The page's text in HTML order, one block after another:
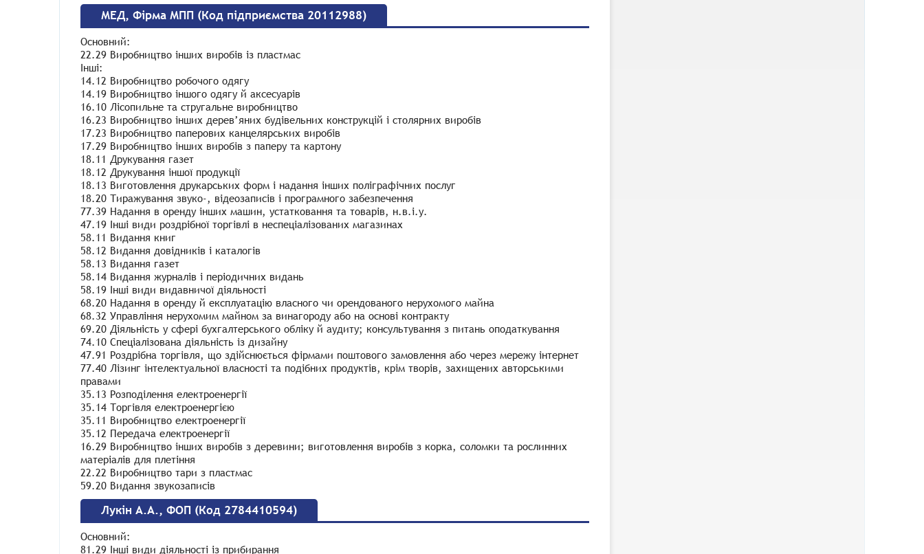
МЕД, Фірма МПП (Код підприємства 20112988)
Основний:
22.29 Виробництво інших виробів із пластмас
Інші:
14.12 Виробництво робочого одягу
14.19 Виробництво іншого одягу й аксесуарів
16.10 Лісопильне та стругальне виробництво
16.23 Виробництво інших дерев’яних будівельних конструкцій і столярних виробів
17.23 Виробництво паперових канцелярських виробів
17.29 Виробництво інших виробів з паперу та картону
18.11 Друкування газет
18.12 Друкування іншої продукції
18.13 Виготовлення друкарських форм і надання інших поліграфічних послуг
18.20 Тиражування звуко-, відеозаписів і програмного забезпечення
77.39 Надання в оренду інших машин, устатковання та товарів, н.в.і.у.
47.19 Інші види роздрібної торгівлі в неспеціалізованих магазинах
58.11 Видання книг
58.12 Видання довідників і каталогів
58.13 Видання газет
58.14 Видання журналів і періодичних видань
58.19 Інші види видавничої діяльності
68.20 Надання в оренду й експлуатацію власного чи орендованого нерухомого майна
68.32 Управління нерухомим майном за винагороду або на основі контракту
69.20 Діяльність у сфері бухгалтерського обліку й аудиту; консультування з питань оподаткування
74.10 Спеціалізована діяльність із дизайну
47.91 Роздрібна торгівля, що здійснюється фірмами поштового замовлення або через мережу інтернет
77.40 Лізинг інтелектуальної власності та подібних продуктів, крім творів, захищених авторськими
правами
35.13 Розподілення електроенергії
35.14 Торгівля електроенергією
35.11 Виробництво електроенергії
35.12 Передача електроенергії
16.29 Виробництво інших виробів з деревини; виготовлення виробів з корка, соломки та рослинних
матеріалів для плетіння
22.22 Виробництво тари з пластмас
59.20 Видання звукозаписів
Лукін А.А., ФОП (Код 2784410594)
Основний:
81.29 Інші види діяльності із прибирання